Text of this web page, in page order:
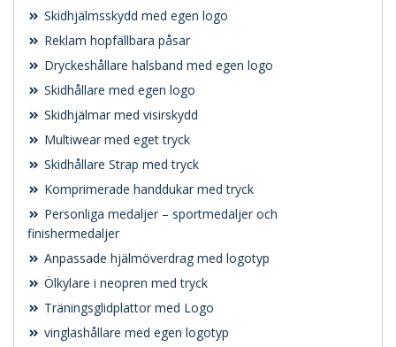
Skidhjälmsskydd med egen logo
Reklam hopfällbara påsar
Dryckeshållare halsband med egen logo
Skidhållare med egen logo
Skidhjälmar med visirskydd
Multiwear med eget tryck
Skidhållare Strap med tryck
Komprimerade handdukar med tryck
Personliga medaljer – sportmedaljer och
finishermedaljer
Anpassade hjälmöverdrag med logotyp
Ölkylare i neopren med tryck
Träningsglidplattor med Logo
vinglashållare med egen logotyp